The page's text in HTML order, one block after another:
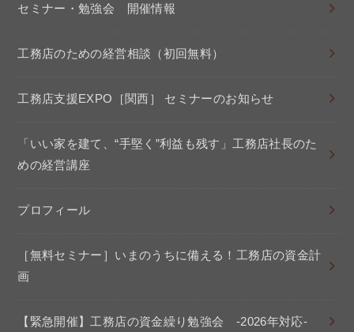
セミナー・勉強会 開催情報
工務店のための経営相談（初回無料）
工務店支援EXPO［関西］ セミナーのお知らせ
「いい家を建て、“手堅く”利益も残す」工務店社長のた
めの経営講座
プロフィール
［無料セミナー］いまのうちに備える！工務店の資金計
画
【緊急開催】工務店の資金繰り勉強会 -2026年対応-